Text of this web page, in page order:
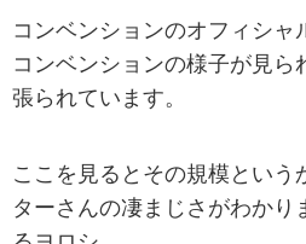
コンベンションのオフィシャ
コンベンションの様子が見ら
張られています。
ここを見るとその規模という
ターさんの凄まじさがわかり